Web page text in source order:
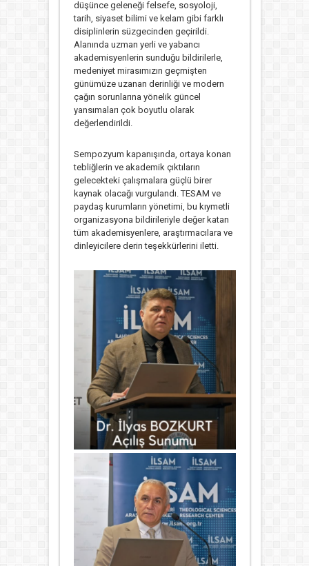
düşünce geleneği felsefe, sosyoloji,
tarih, siyaset bilimi ve kelam gibi farklı
disiplinlerin süzgecinden geçirildi.
Alanında uzman yerli ve yabancı
akademisyenlerin sunduğu bildirilerle,
medeniyet mirasımızın geçmişten
günümüze uzanan derinliği ve modern
çağın sorunlarına yönelik güncel
yansımaları çok boyutlu olarak
değerlendirildi.
Sempozyum kapanışında, ortaya konan
tebliğlerin ve akademik çıktıların
gelecekteki çalışmalara güçlü birer
kaynak olacağı vurgulandı. TESAM ve
paydaş kurumların yönetimi, bu kıymetli
organizasyona bildirileriyle değer katan
tüm akademisyenlere, araştırmacılara ve
dinleyicilere derin teşekkürlerini iletti.